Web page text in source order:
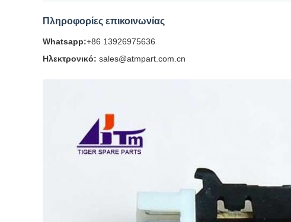
Πληροφορίες επικοινωνίας
Whatsapp:+86 13926975636
Ηλεκτρονικό: sales@atmpart.com.cn